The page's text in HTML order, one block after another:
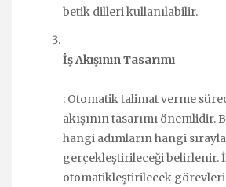
betik dilleri kullanılabilir.
İş Akışının Tasarımı
: Otomatik talimat verme
akışının tasarımı önemlidir.
hangi adımların hangi sırayla
gerçekleştirileceği belirlenir.
otomatikleştirilecek